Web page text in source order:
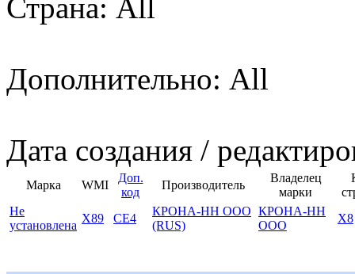
Страна: All
Дополнительно: All
Дата создания /
Марка WMI
Доп.
код
Производитель
Владелец
марки
Не
установлена
X89 CE4
КРОНА-НН ООО
(RUS)
КРОНА-НН
ООО
X8